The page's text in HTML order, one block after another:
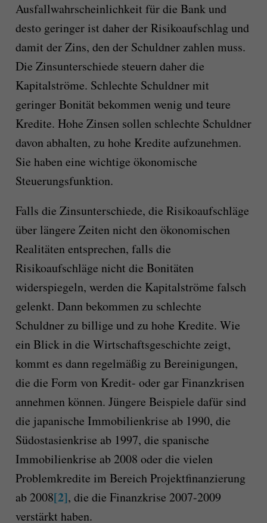
Ausfallwahrscheinlichkeit für die Bank und
desto geringer ist daher der Risikoaufschlag und
damit der Zins, den der Schuldner zahlen muss.
Die Zinsunterschiede steuern daher die
Kapitalströme. Schlechte Schuldner mit
geringer Bonität bekommen wenig und teure
Kredite. Hohe Zinsen sollen schlechte Schuldner
davon abhalten, zu hohe Kredite aufzunehmen.
Sie haben eine wichtige ökonomische
Steuerungsfunktion.
Falls die Zinsunterschiede, die Risikoaufschläge
über längere Zeiten nicht den ökonomischen
Realitäten entsprechen, falls die
Risikoaufschläge nicht die Bonitäten
widerspiegeln, werden die Kapitalströme falsch
gelenkt. Dann bekommen zu schlechte
Schuldner zu billige und zu hohe Kredite. Wie
ein Blick in die Wirtschaftsgeschichte zeigt,
kommt es dann regelmäßig zu Bereinigungen,
die die Form von Kredit- oder gar Finanzkrisen
annehmen können. Jüngere Beispiele dafür sind
die japanische Immobilienkrise ab 1990, die
Südostasienkrise ab 1997, die spanische
Immobilienkrise ab 2008 oder die vielen
Problemkredite im Bereich Projektfinanzierung
ab 2008[2], die die Finanzkrise 2007-2009
verstärkt haben.